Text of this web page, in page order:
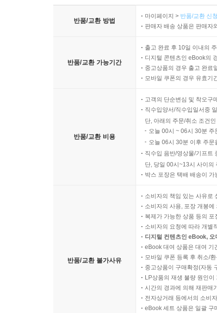
반품/교환 방법
마이페이지 > 반품/교환 신
판매자 배송 상품은 판매자
반품/교환 가능기간
출고 완료 후 10일 이내의
디지털 콘텐츠인 eBook의
중고상품의 경우 출고 완료
모바일 쿠폰의 경우 유효기
반품/교환 비용
고객의 단순변심 및 착오구
직수입양서/직수입일서중
단, 아래의 주문/취소 조건
오늘 00시 ~ 06시 30분
오늘 06시 30분 이후 주
직수입 음반/영상물/기프트
단, 당일 00시~13시 사이의
박스 포장은 택배 배송이
반품/교환 불가사유
소비자의 책임 있는 사유로
소비자의 사용, 포장 개봉
복제가 가능한 상품 등의
소비자의 요청에 따라 개별
디지털 컨텐츠인 eBook,
eBook 대여 상품은 대여 기
모바일 쿠폰 등록 후 취소/
중고상품이 구매확정(자동
LP상품의 재생 불량 원인
시간의 경과에 의해 재판매
전자상거래 등에서의 소비
eBook 세트 상품은 일괄 구